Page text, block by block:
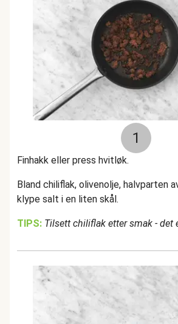
1
Finhakk eller press hvitløk.
Bland chiliflak, olivenolje, halvparten
klype salt i en liten skål.
TIPS: Tilsett chiliflak etter smak - det